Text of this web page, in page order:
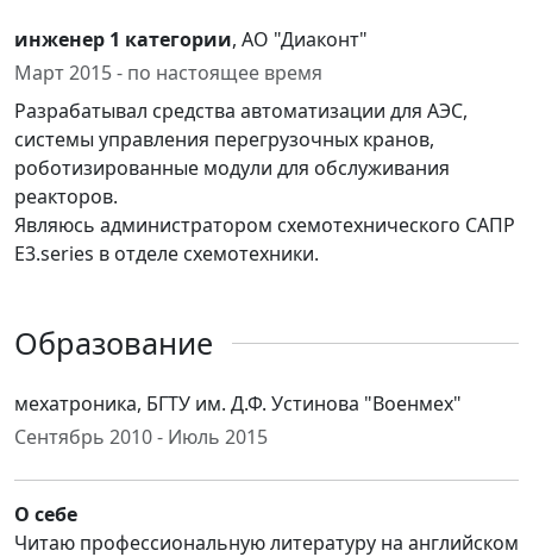
инженер 1 категории, АО "Диаконт"
Март 2015 - по настоящее время
Разрабатывал средства автоматизации для АЭС,
системы управления перегрузочных кранов,
роботизированные модули для обслуживания
реакторов.
Являюсь администратором схемотехнического САПР
E3.series в отделе схемотехники.
Образование
мехатроника, БГТУ им. Д.Ф. Устинова "Военмех"
Сентябрь 2010 - Июль 2015
О себе
Читаю профессиональную литературу на английском